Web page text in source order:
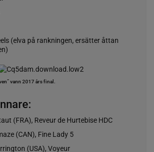
(elva på rankningen, ersätter åttan
vann 2017 års final.
(FRA), Reveur de Hurtebise HDC
(CAN), Fine Lady 5
(USA), Voyeur